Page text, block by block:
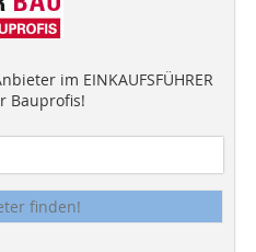
im EINKAUFSFÜHRER
Bauprofis!
finden!